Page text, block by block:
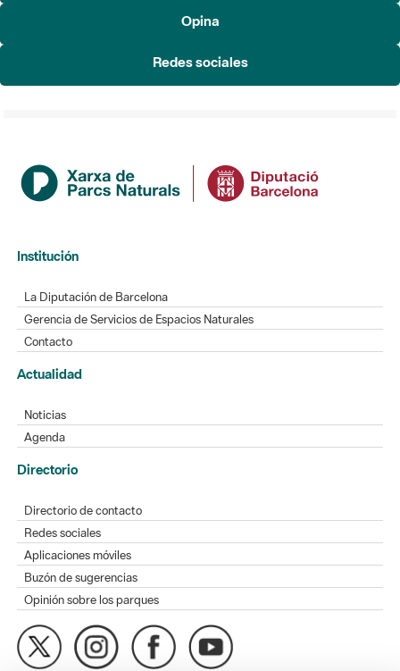
Opina
Redes sociales
Institución
La Diputación de Barcelona
Gerencia de Servicios de Espacios Naturales
Contacto
Actualidad
Noticias
Agenda
Directorio
Directorio de contacto
Redes sociales
Aplicaciones móviles
Buzón de sugerencias
Opinión sobre los parques